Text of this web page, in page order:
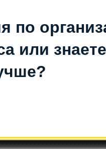
по
или